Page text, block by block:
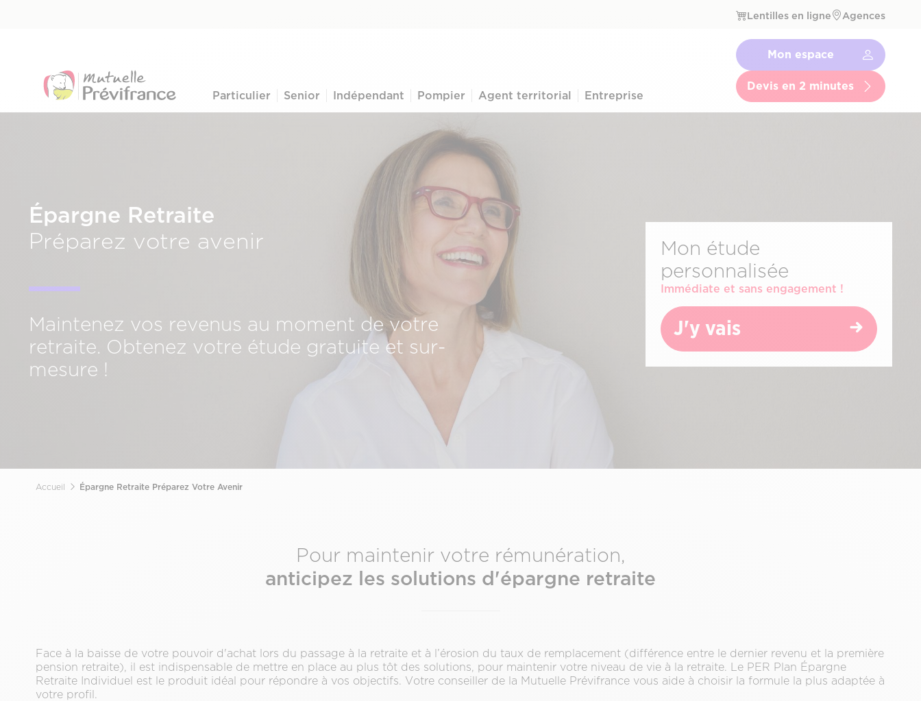
Lentilles en ligne Agences
Navigation
principale
Particulier Senior Indépendant Pompier Agent territorial Entreprise
Navbar
Menu
Secondaire
Mon espace
Devis en 2 minutes
Épargne Retraite
Préparez votre avenir
Maintenez vos revenus au moment de votre
retraite. Obtenez votre étude gratuite et sur-
mesure !
Mon étude
personnalisée
Immédiate et sans engagement !
J'y vais
Fil
Accueil Épargne Retraite Préparez Votre Avenir
Pour maintenir votre rémunération,
anticipez les solutions d'épargne retraite
Face à la baisse de votre pouvoir d'achat lors du passage à la retraite et à l’érosion du taux de remplacement (différence entre le dernier revenu et la première
pension retraite), il est indispensable de mettre en place au plus tôt des solutions, pour maintenir votre niveau de vie à la retraite. Le PER Plan Épargne
Retraite Individuel est le produit idéal pour répondre à vos objectifs. Votre conseiller de la Mutuelle Prévifrance vous aide à choisir la formule la plus adaptée à
votre profil.